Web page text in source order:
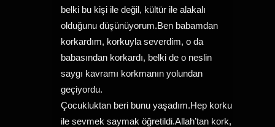
belki bu kişi ile değil, kültür ile alakalı
olduğunu düşünüyorum.Ben babamdan
korkardım, korkuyla severdim, o da
babasından korkardı, belki de o neslin
saygı kavramı korkmanın yolundan
geçiyordu.
Çocukluktan beri bunu yaşadım.Hep korku
ile sevmek saymak öğretildi.Allah’tan kork,